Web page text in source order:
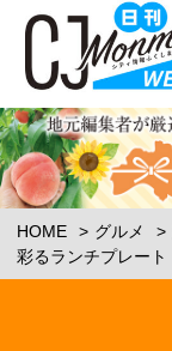
HOME グルメ
彩るランチプレート